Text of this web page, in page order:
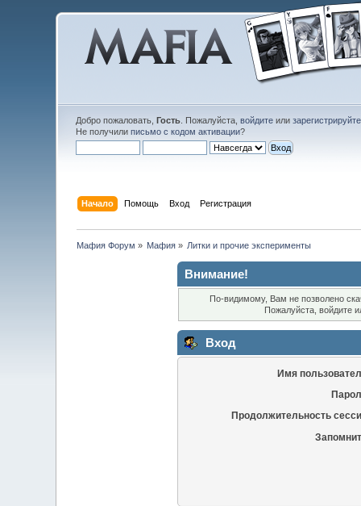
Добро пожаловать, Гость. Пожалуйста, войдитеили
Не получили письмо с кодом активации?
Начало Помощь Вход Регистрация
Мафия Форум » Мафия » Литки и прочие эксперименты
Внимание!
По-видимому, Вам не позволено
Пожалуйста, войдите
Вход
Имя
Продолжительность